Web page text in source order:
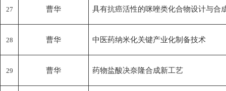
27 曹华 具有抗癌活性的咪唑类化合物设计与合
28 曹华 中医药纳米化关键产业化制备技术
29 曹华 药物盐酸决奈隆合成新工艺